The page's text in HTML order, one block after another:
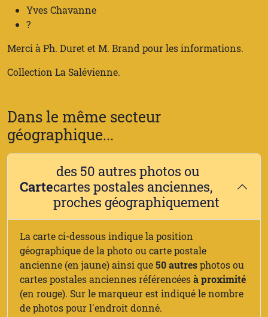
Yves Chavanne
?
Merci à Ph. Duret et M. Brand pour les informations.
Collection La Salévienne.
Dans le même secteur
géographique...
Carte
des 50 autres photos ou
cartes postales anciennes,
proches géographiquement
La carte ci-dessous indique la position
géographique de la photo ou carte postale
ancienne (en jaune) ainsi que50 autresphotos ou
cartes postales anciennes référencéesà proximité
(en rouge). Sur le marqueur est indiqué le nombre
de photos pour l'endroit donné.